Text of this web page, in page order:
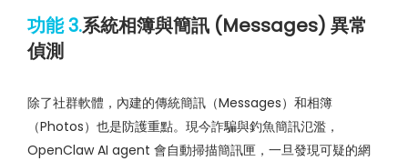
功能 3.系統相簿與簡訊 (Messages) 異常
偵測
除了社群軟體，內建的傳統簡訊（Messages）和相簿
（Photos）也是防護重點。現今詐騙與釣魚簡訊氾濫，
OpenClaw AI agent 會自動掃描簡訊匣，一旦發現可疑的網